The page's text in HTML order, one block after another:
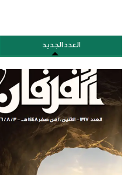
العدد الجديد